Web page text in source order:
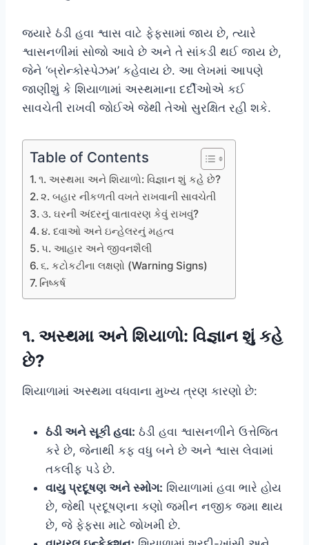
જ્યારે ઠંડી હવા શ્વાસ વાટે ફેફસામાં જાય છે, ત્યારે
શ્વાસનળીમાં સોજો આવે છે અને તે સાંકડી થઈ જાય છે,
જેને ‘બ્રોન્કોસ્પેઝમ’ કહેવાય છે. આ લેખમાં આપણે
જાણીશું કે શિયાળામાં અસ્થમાના દર્દીઓએ કઈ
સાવચેતી રાખવી જોઈએ જેથી તેઓ સુરક્ષિત રહી શકે.
Table of Contents
૧. અસ્થમા અને શિયાળો: વિજ્ઞાન શું કહે છે?
૨. બહાર નીકળતી વખતે રાખવાની સાવચેતી
૩. ઘરની અંદરનું વાતાવરણ કેવું રાખવું?
૪. દવાઓ અને ઇન્હેલરનું મહત્વ
૫. આહાર અને જીવનશૈલી
૬. કટોકટીના લક્ષણો (Warning Signs)
નિષ્કર્ષ
૧. અસ્થમા અને શિયાળો: વિજ્ઞાન શું કહે
છે?
શિયાળામાં અસ્થમા વધવાના મુખ્ય ત્રણ કારણો છે:
ઠંડી અને સૂકી હવા: ઠંડી હવા શ્વાસનળીને ઉત્તેજિત
કરે છે, જેનાથી કફ વધુ બને છે અને શ્વાસ લેવામાં
તકલીફ પડે છે.
વાયુ પ્રદૂષણ અને સ્મોગ: શિયાળામાં હવા ભારે હોય
છે, જેથી પ્રદૂષણના કણો જમીન નજીક જમા થાય
છે, જે ફેફસા માટે જોખમી છે.